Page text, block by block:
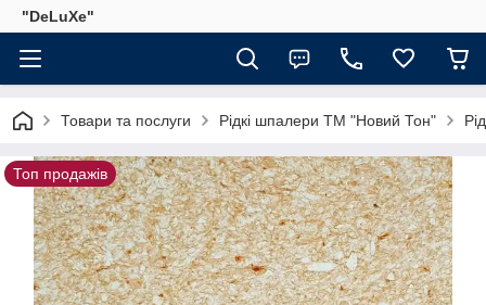
"DeLuХe"
Товари та послуги Рідкі шпалери ТМ "Новий Тон"
Топ продажів